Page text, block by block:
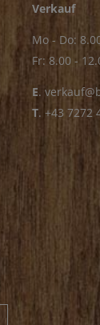
Verkauf
Mo - Do:
Fr: 8.00 -
E.
T. +43 7272